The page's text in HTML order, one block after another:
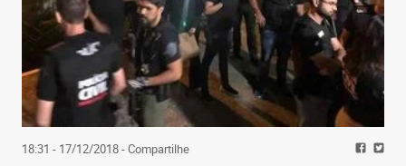
18:31 - 17/12/2018- Compartilhe